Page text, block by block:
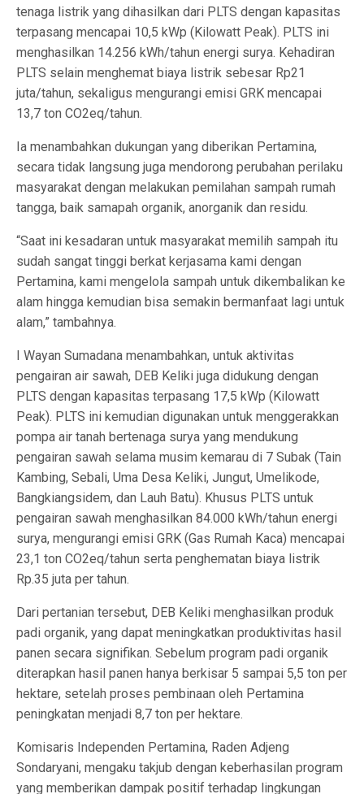
tenaga listrik yang dihasilkan dari PLTS dengan kapasitas
terpasang mencapai 10,5 kWp (Kilowatt Peak). PLTS ini
menghasilkan 14.256 kWh/tahun energi surya. Kehadiran
PLTS selain menghemat biaya listrik sebesar Rp21
juta/tahun, sekaligus mengurangi emisi GRK mencapai
13,7 ton CO2eq/tahun.
Ia menambahkan dukungan yang diberikan Pertamina,
secara tidak langsung juga mendorong perubahan perilaku
masyarakat dengan melakukan pemilahan sampah rumah
tangga, baik samapah organik, anorganik dan residu.
“Saat ini kesadaran untuk masyarakat memilih sampah itu
sudah sangat tinggi berkat kerjasama kami dengan
Pertamina, kami mengelola sampah untuk dikembalikan ke
alam hingga kemudian bisa semakin bermanfaat lagi untuk
alam,” tambahnya.
I Wayan Sumadana menambahkan, untuk aktivitas
pengairan air sawah, DEB Keliki juga didukung dengan
PLTS dengan kapasitas terpasang 17,5 kWp (Kilowatt
Peak). PLTS ini kemudian digunakan untuk menggerakkan
pompa air tanah bertenaga surya yang mendukung
pengairan sawah selama musim kemarau di 7 Subak (Tain
Kambing, Sebali, Uma Desa Keliki, Jungut, Umelikode,
Bangkiangsidem, dan Lauh Batu). Khusus PLTS untuk
pengairan sawah menghasilkan 84.000 kWh/tahun energi
surya, mengurangi emisi GRK (Gas Rumah Kaca) mencapai
23,1 ton CO2eq/tahun serta penghematan biaya listrik
Rp.35 juta per tahun.
Dari pertanian tersebut, DEB Keliki menghasilkan produk
padi organik, yang dapat meningkatkan produktivitas hasil
panen secara signifikan. Sebelum program padi organik
diterapkan hasil panen hanya berkisar 5 sampai 5,5 ton per
hektare, setelah proses pembinaan oleh Pertamina
peningkatan menjadi 8,7 ton per hektare.
Komisaris Independen Pertamina, Raden Adjeng
Sondaryani, mengaku takjub dengan keberhasilan program
yang memberikan dampak positif terhadap lingkungan